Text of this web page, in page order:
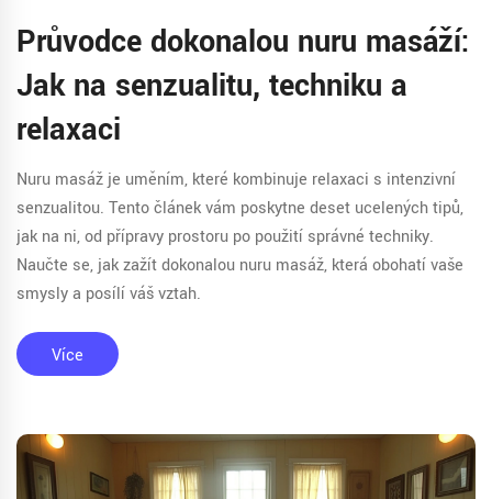
Průvodce dokonalou nuru masáží:
Jak na senzualitu, techniku a
relaxaci
Nuru masáž je uměním, které kombinuje relaxaci s intenzivní
senzualitou. Tento článek vám poskytne deset ucelených tipů,
jak na ni, od přípravy prostoru po použití správné techniky.
Naučte se, jak zažít dokonalou nuru masáž, která obohatí vaše
smysly a posílí váš vztah.
Více